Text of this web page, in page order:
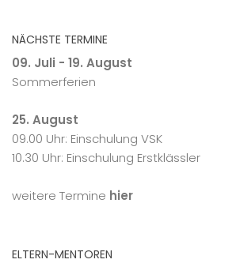
NÄCHSTE TERMINE
09. Juli - 19. August
Sommerferien
25. August
09.00 Uhr: Einschulung VSK
10.30 Uhr: Einschulung Erstklässler
weitere Termine hier
ELTERN-MENTOREN